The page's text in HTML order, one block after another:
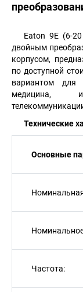
Eaton 9E (6-
двойным
корпусом,
по доступной
вариантом для
медицина,
Технические
Основные
Частота: